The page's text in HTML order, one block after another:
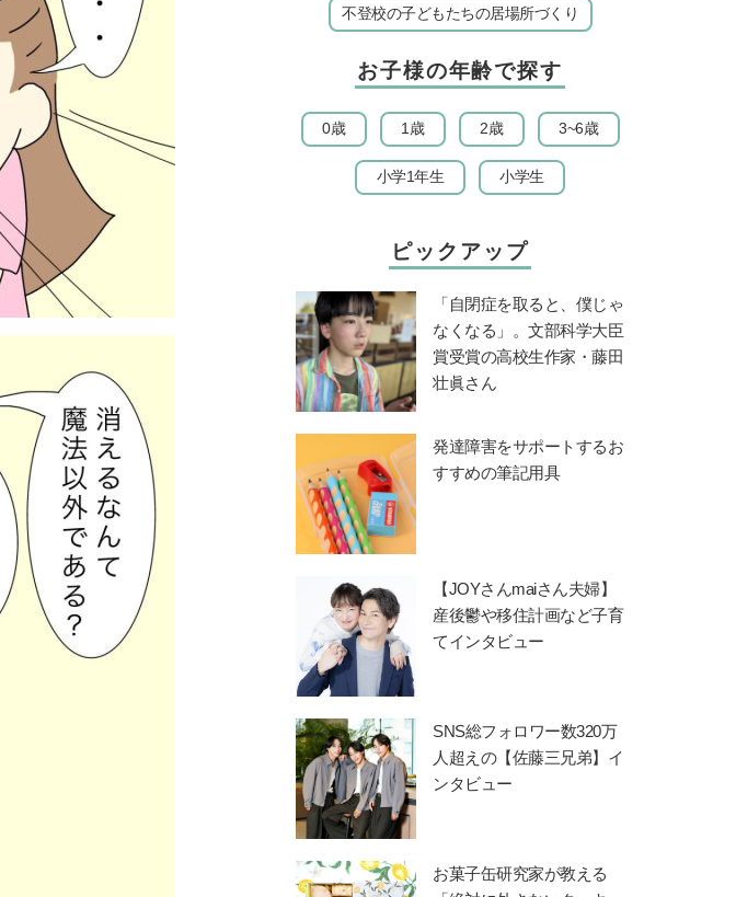
不登校の子どもたちの居場所づくり
お子様の年齢で探す
0歳 1歳 2歳 3~6歳
小学1年生 小学生
ピックアップ
「自閉症を取ると、僕じゃ
なくなる」。文部科学大臣
賞受賞の高校生作家・藤田
壮眞さん
発達障害をサポートするお
すすめの筆記用具
【JOYさんmaiさん夫婦】
産後鬱や移住計画など子育
てインタビュー
SNS総フォロワー数320万
人超えの【佐藤三兄弟】イ
ンタビュー
お菓子缶研究家が教える